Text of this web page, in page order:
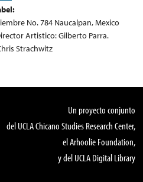
No. 784 Naucalpan, Mexico
Artistico: Gilberto Parra.
Strachwitz
Un proyecto conjunto
del UCLA Chicano Studies Research Center,
el Arhoolie Foundation,
y del UCLA Digital Library